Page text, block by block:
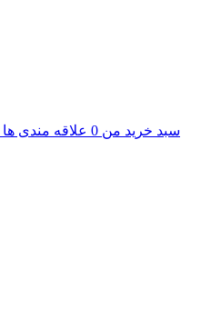
سبد خرید من 0 علاقه مندی ها